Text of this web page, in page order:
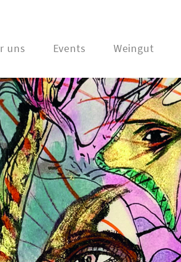
uns Events Weingut